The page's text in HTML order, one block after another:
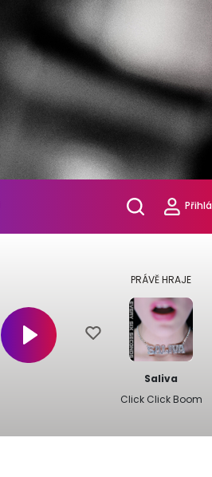
PRÁVĚ HRAJE
Saliva
Click Click Boom